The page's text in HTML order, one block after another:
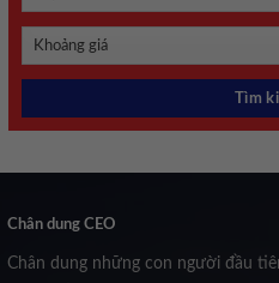
Chân dung CEO
Chân dung những con người đầu